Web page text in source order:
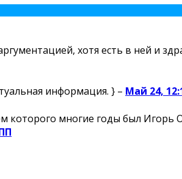
хотя есть в ней и
информация. } – Май 24,
многие годы был Игорь